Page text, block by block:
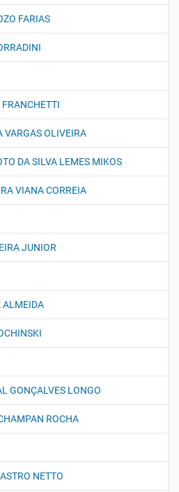
FARIAS
VARGAS OLIVEIRA
DA SILVA LEMES MIKOS
VIANA CORREIA
JUNIOR
ALMEIDA
GONÇALVES LONGO
ROCHA
NETTO